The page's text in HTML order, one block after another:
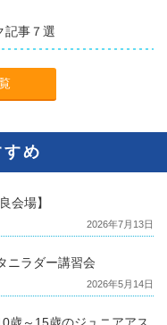
記事７選
め
会場】
2026年7月13日
ニラダー講習会
2026年5月14日